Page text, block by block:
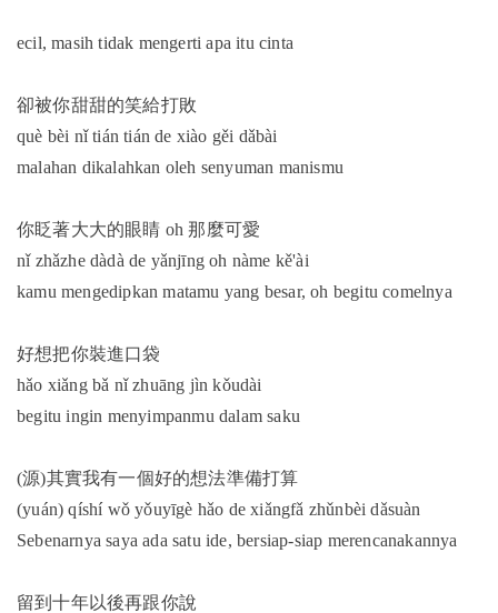
ecil, masih tidak mengerti apa itu cinta
卻被你甜甜的笑給打敗
què bèi nǐ tián tián de xiào gěi dǎbài
malahan dikalahkan oleh senyuman manismu
你眨著大大的眼睛 oh 那麼可愛
nǐ zhǎzhe dàdà de yǎnjīng oh nàme kě'ài
kamu mengedipkan matamu yang besar, oh begitu comelnya
好想把你裝進口袋
hǎo xiǎng bǎ nǐ zhuāng jìn kǒudài
begitu ingin menyimpanmu dalam saku
(源)其實我有一個好的想法準備打算
(yuán) qíshí wǒ yǒuyīgè hǎo de xiǎngfǎ zhǔnbèi dǎsuàn
Sebenarnya saya ada satu ide, bersiap-siap merencanakannya
留到十年以後再跟你說